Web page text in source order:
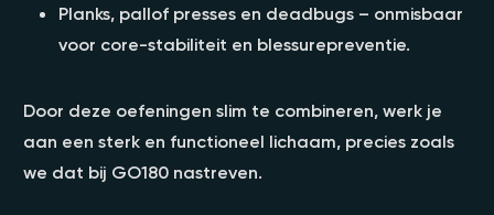
Planks, pallof presses en deadbugs – onmisbaar
voor core-stabiliteit en blessurepreventie.
Door deze oefeningen slim te combineren, werk je
aan een sterk en functioneel lichaam, precies zoals
we dat bij GO180 nastreven.